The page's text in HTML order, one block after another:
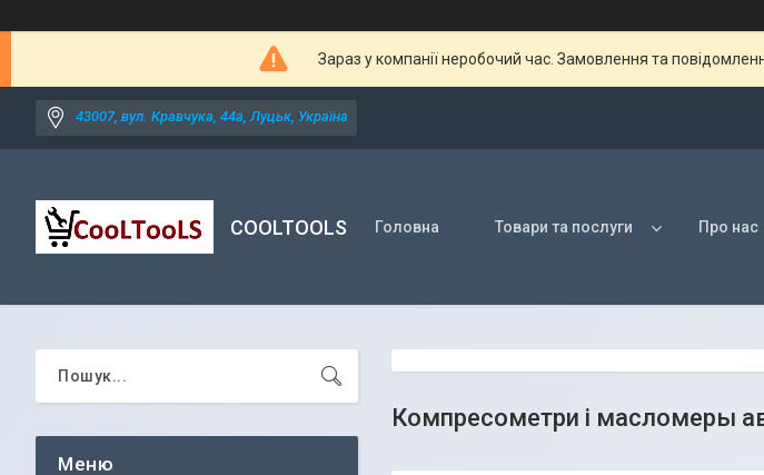
Зараз у компанії неробочий час. Замовлення та
43007, вул. Кравчука, 44а, Луцьк, Україна
COOLTOOLS Головна Товари та послуги Про нас
Компресометри і масломеры